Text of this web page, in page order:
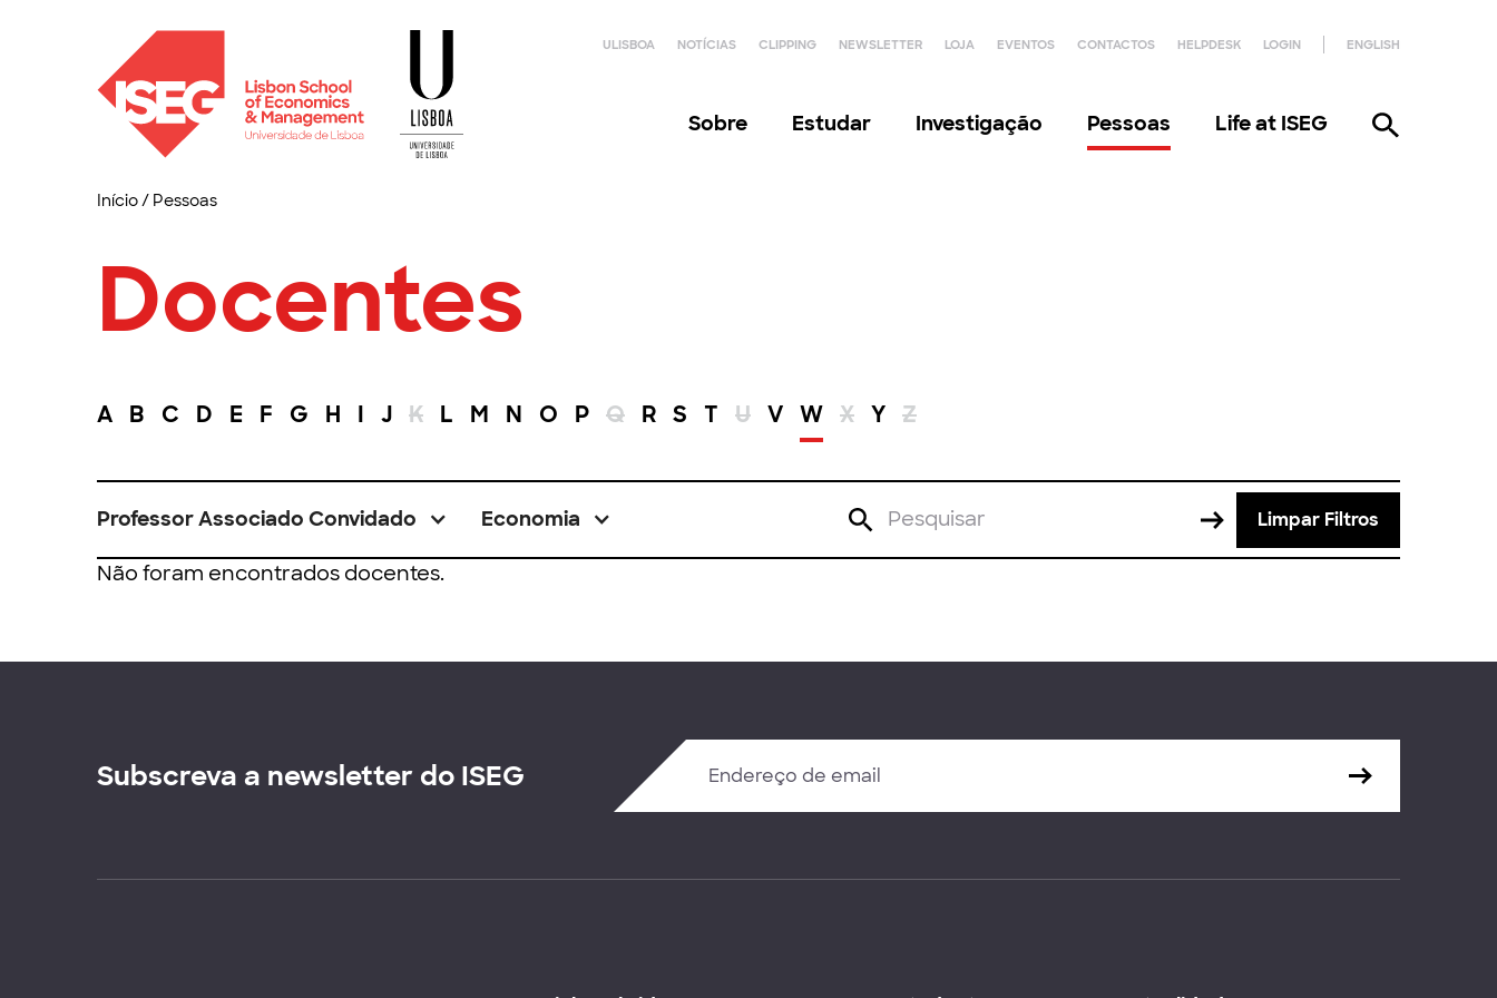
ULISBOA NOTÍCIAS CLIPPING NEWSLETTER LOJA EVENTOS CONTACTOS HELPDESK LOGIN ENGLISH
Sobre Estudar Investigação Pessoas Life at ISEG
Início/ Pessoas
Docentes
A B C D E F G H I J K L M N O P Q R S T U V W X Y Z
Professor Associado Convidado Economia Limpar Filtros
Não foram encontrados docentes.
Subscreva a newsletter do ISEG